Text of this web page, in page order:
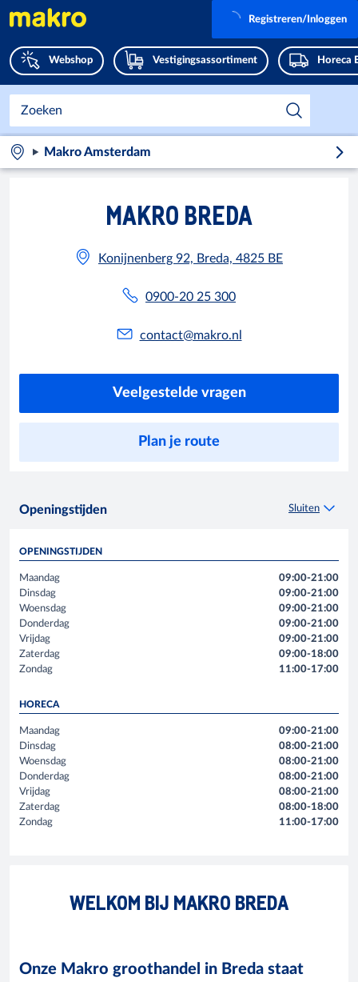
Webshop Vestigingsassortiment Horeca
Registreren/Inloggen
Makro Amsterdam
MAKRO BREDA
Konijnenberg 92, Breda, 4825 BE
0900-20 25 300
contact@makro.nl
Veelgestelde vragen
Plan je route
Openingstijden Sluiten
OPENINGSTIJDEN
Maandag
Dinsdag
Woensdag
Donderdag
Vrijdag
Zaterdag
Zondag
09:00-21:00
09:00-21:00
09:00-21:00
09:00-21:00
09:00-21:00
09:00-18:00
11:00-17:00
HORECA
Maandag
Dinsdag
Woensdag
Donderdag
Vrijdag
Zaterdag
Zondag
09:00-21:00
08:00-21:00
08:00-21:00
08:00-21:00
08:00-21:00
08:00-18:00
11:00-17:00
WELKOM BIJ MAKRO BREDA
Onze Makro groothandel in Breda staat